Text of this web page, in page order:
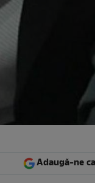
Adaugă-ne